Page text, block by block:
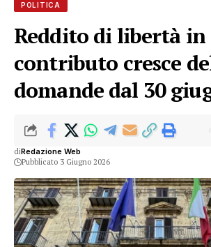
POLITICA
Reddito di libertà
contributo cresce
domande dal 30
diRedazione Web
Pubblicato 3 Giugno 2026